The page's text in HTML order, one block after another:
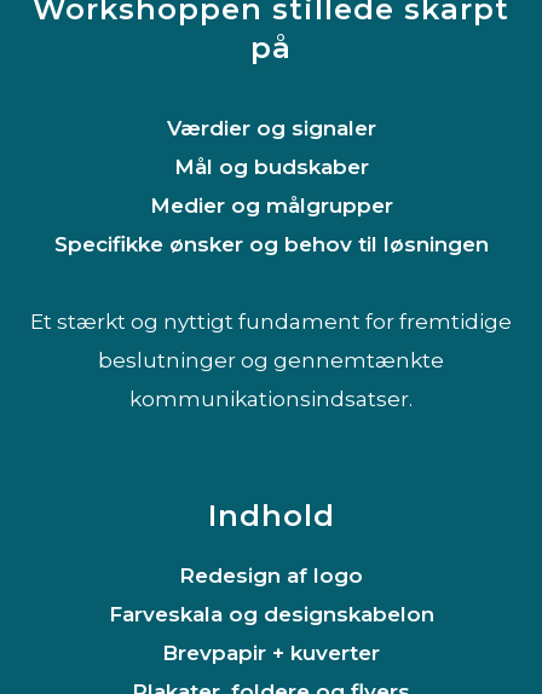
Workshoppen stillede skarpt
på
Værdier og signaler
Mål og budskaber
Medier og målgrupper
Specifikke ønsker og behov til løsningen
Et stærkt og nyttigt fundament for fremtidige
beslutninger og gennemtænkte
kommunikationsindsatser.
Indhold
Redesign af logo
Farveskala og designskabelon
Brevpapir + kuverter